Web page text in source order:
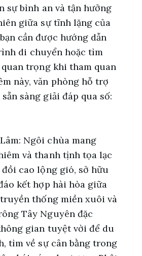
sự bình an và tận hưởng
giữa sự tĩnh lặng của
cần được hướng dẫn
di chuyển hoặc tìm
trọng khi tham quan
này, văn phòng hỗ trợ
sàng giải đáp qua số:
Ngôi chùa mang
và thanh tịnh tọa lạc
cao lộng gió, sở hữu
kết hợp hài hòa giữa
thống miền xuôi và
Tây Nguyên đặc
gian tuyệt vời để du
tìm về sự cân bằng trong